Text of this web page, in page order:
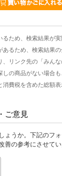
ため、検索結果が
るため、検索結果
リンク先の「みん
の商品がない場合
費税を含めた総額
ご意見
ょうか。下記のフ
の参考にさせてい